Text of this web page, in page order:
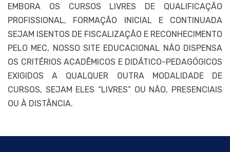
EMBORA OS CURSOS LIVRES DE QUALIFICAÇÃO
PROFISSIONAL, FORMAÇÃO INICIAL E CONTINUADA
SEJAM ISENTOS DE FISCALIZAÇÃO E RECONHECIMENTO
PELO MEC, NOSSO SITE EDUCACIONAL NÃO DISPENSA
OS CRITÉRIOS ACADÊMICOS E DIDÁTICO-PEDAGÓGICOS
EXIGIDOS A QUALQUER OUTRA MODALIDADE DE
CURSOS, SEJAM ELES “LIVRES” OU NÃO, PRESENCIAIS
OU À DISTÂNCIA.